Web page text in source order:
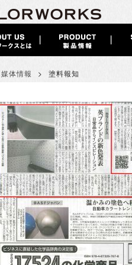
媒体情報 > 塗料報知